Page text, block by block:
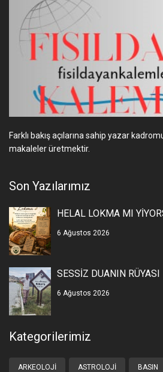
Farklı bakış açılarına sahip yazar
makaleler üretmektir.
Son Yazılarımız
HELAL LOKMA MI
6 Ağustos 2026
SESSİZ DUANIN RÜYASI
6 Ağustos 2026
Kategorilerimiz
ARKEOLOJI ASTROLOJI BASIN